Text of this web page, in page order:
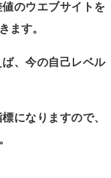
のウエブサイトを
ます。
、今の自己レベル
になりますので、